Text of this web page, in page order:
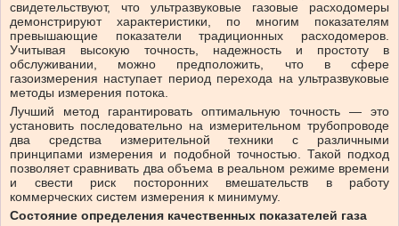
свидетельствуют, что ультразвуковые газовые расходомеры
демонстрируют характеристики, по многим показателям
превышающие показатели традиционных расходомеров.
Учитывая высокую точность, надежность и простоту в
обслуживании, можно предположить, что в сфере
газоизмерения наступает период перехода на ультразвуковые
методы измерения потока.
Лучший метод гарантировать оптимальную точность — это
установить последовательно на измерительном трубопроводе
два средства измерительной техники с различными
принципами измерения и подобной точностью. Такой подход
позволяет сравнивать два объема в реальном режиме времени
и свести риск посторонних вмешательств в работу
коммерческих систем измерения к минимуму.
Состояние определения качественных показателей газа